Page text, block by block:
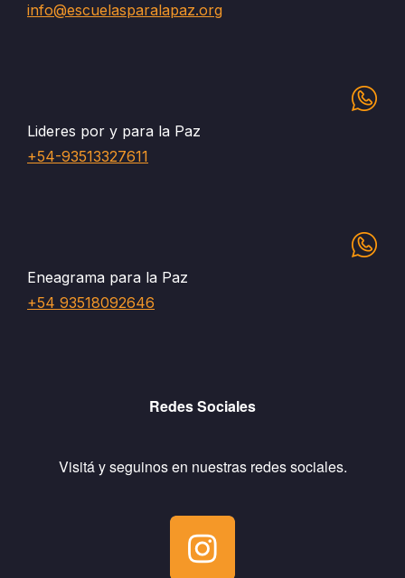
info@escuelasparalapaz.org
Lideres por y para la Paz
+54-93513327611
Eneagrama para la Paz
+54 93518092646
Redes Sociales
Visitá y seguinos en nuestras redes sociales.